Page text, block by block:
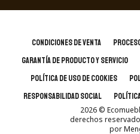
CONDICIONES DE VENTA
GARANTÍA DE PRODUCTO Y SERVICIO
POLÍTICA DE USO DE COOKIES
RESPONSABILIDAD SOCIAL
2026©
derechos
por